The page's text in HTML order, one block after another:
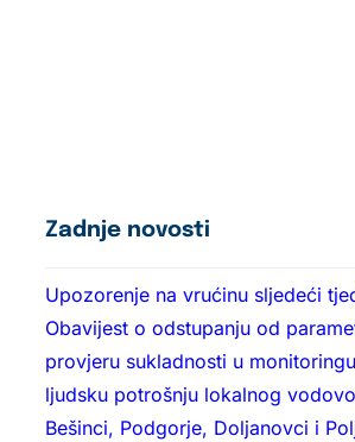
Zadnje novosti
Upozorenje na vrućinu sljedeći
Obavijest o odstupanju od
provjeru sukladnosti u
ljudsku potrošnju lokalnog
Bešinci, Podgorje, Doljanovci i